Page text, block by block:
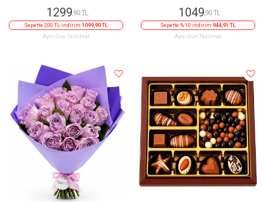
1299,90 TL
Sepette 200 TL indirim 1099,90 TL
Aynı Gün Teslimat
1049,90 TL
Sepette % 10 indirim 944,91 TL
Aynı Gün Teslimat